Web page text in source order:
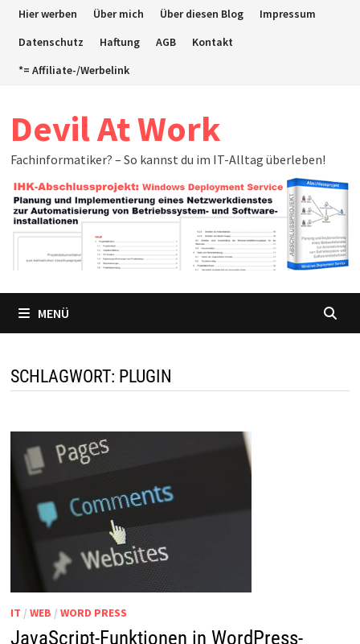
ZumHier werben Über mich Über diesen Blog
Impressum
Datenschutz
Haftung AGB
Kontakt
*= Affiliate-/Werbelink
Devil At Work
Fachinformatiker? – So kannst du im IT-Alltag überleben!
MENÜ
SCHLAGWORT: PLUGIN
IT / WEB / WORD PRESS
JavaScript-Funktionen in WordPress-